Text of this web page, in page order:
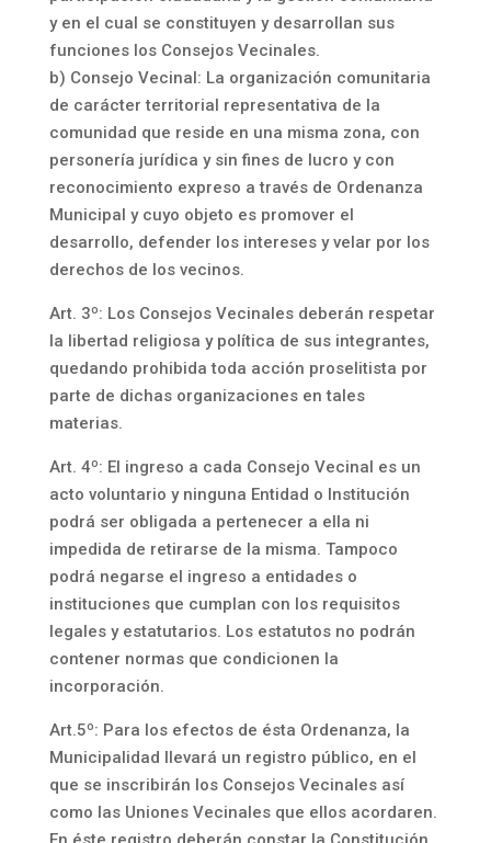
y en el cual se constituyen y desarrollan sus
funciones los Consejos Vecinales.
b) Consejo Vecinal: La organización comunitaria
de carácter territorial representativa de la
comunidad que reside en una misma zona, con
personería jurídica y sin fines de lucro y con
reconocimiento expreso a través de Ordenanza
Municipal y cuyo objeto es promover el
desarrollo, defender los intereses y velar por los
derechos de los vecinos.
Art. 3º: Los Consejos Vecinales deberán respetar
la libertad religiosa y política de sus integrantes,
quedando prohibida toda acción proselitista por
parte de dichas organizaciones en tales
materias.
Art. 4º: El ingreso a cada Consejo Vecinal es un
acto voluntario y ninguna Entidad o Institución
podrá ser obligada a pertenecer a ella ni
impedida de retirarse de la misma. Tampoco
podrá negarse el ingreso a entidades o
instituciones que cumplan con los requisitos
legales y estatutarios. Los estatutos no podrán
contener normas que condicionen la
incorporación.
Art.5º: Para los efectos de ésta Ordenanza, la
Municipalidad llevará un registro público, en el
que se inscribirán los Consejos Vecinales así
como las Uniones Vecinales que ellos acordaren.